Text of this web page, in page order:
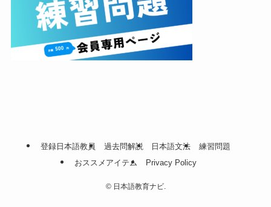
登録日本語教員 過去問解説 日本語文法
練習問題
おススメアイテム
Privacy Policy
©日本語教育ナビ.